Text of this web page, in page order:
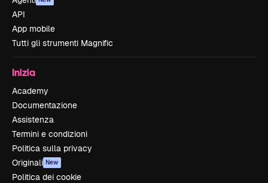
API
App mobile
Tutti gli strumenti Magnific
Inizia
Academy
Documentazione
Assistenza
Termini e condizioni
Politica sulla privacy
Originali New
Politica dei cookie